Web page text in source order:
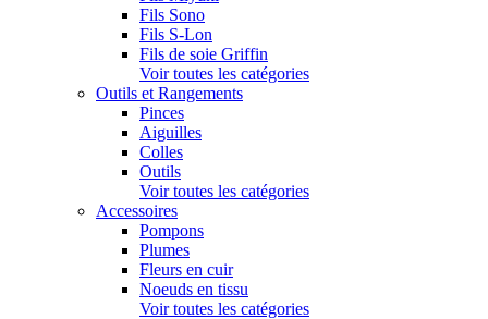
Fils Sono
Fils S-Lon
Fils de soie Griffin
Voir toutes les catégories
Outils et Rangements
Pinces
Aiguilles
Colles
Outils
Voir toutes les catégories
Accessoires
Pompons
Plumes
Fleurs en cuir
Noeuds en tissu
Voir toutes les catégories